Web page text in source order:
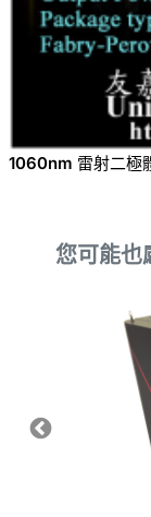
1060nm 雷射二極
您可能也